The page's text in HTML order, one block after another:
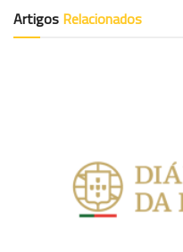
Artigos Relacionados